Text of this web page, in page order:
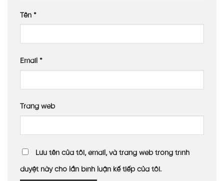
Tên *
Email *
Trang web
Lưu tên của tôi, email, và trang web trong trình
duyệt này cho lần bình luận kế tiếp của tôi.